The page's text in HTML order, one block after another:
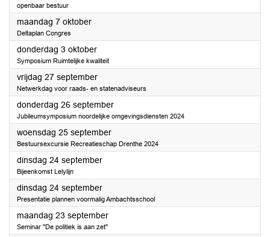
openbaar bestuur
maandag 7 oktober2024
Deltaplan Congres
donderdag 3 oktober2024
Symposium Ruimtelijke kwaliteit
vrijdag 27 september2024
Netwerkdag voor raads- en statenadviseurs
donderdag 26 september2024
Jubileumsymposium noordelijke omgevingsdiensten 2024
woensdag 25 september2024
Bestuursexcursie Recreatieschap Drenthe 2024
dinsdag 24 september2024
Bijeenkomst Lelylijn
dinsdag 24 september2024
Presentatie plannen voormalig Ambachtsschool
maandag 23 september2024
Seminar "De politiek is aan zet"